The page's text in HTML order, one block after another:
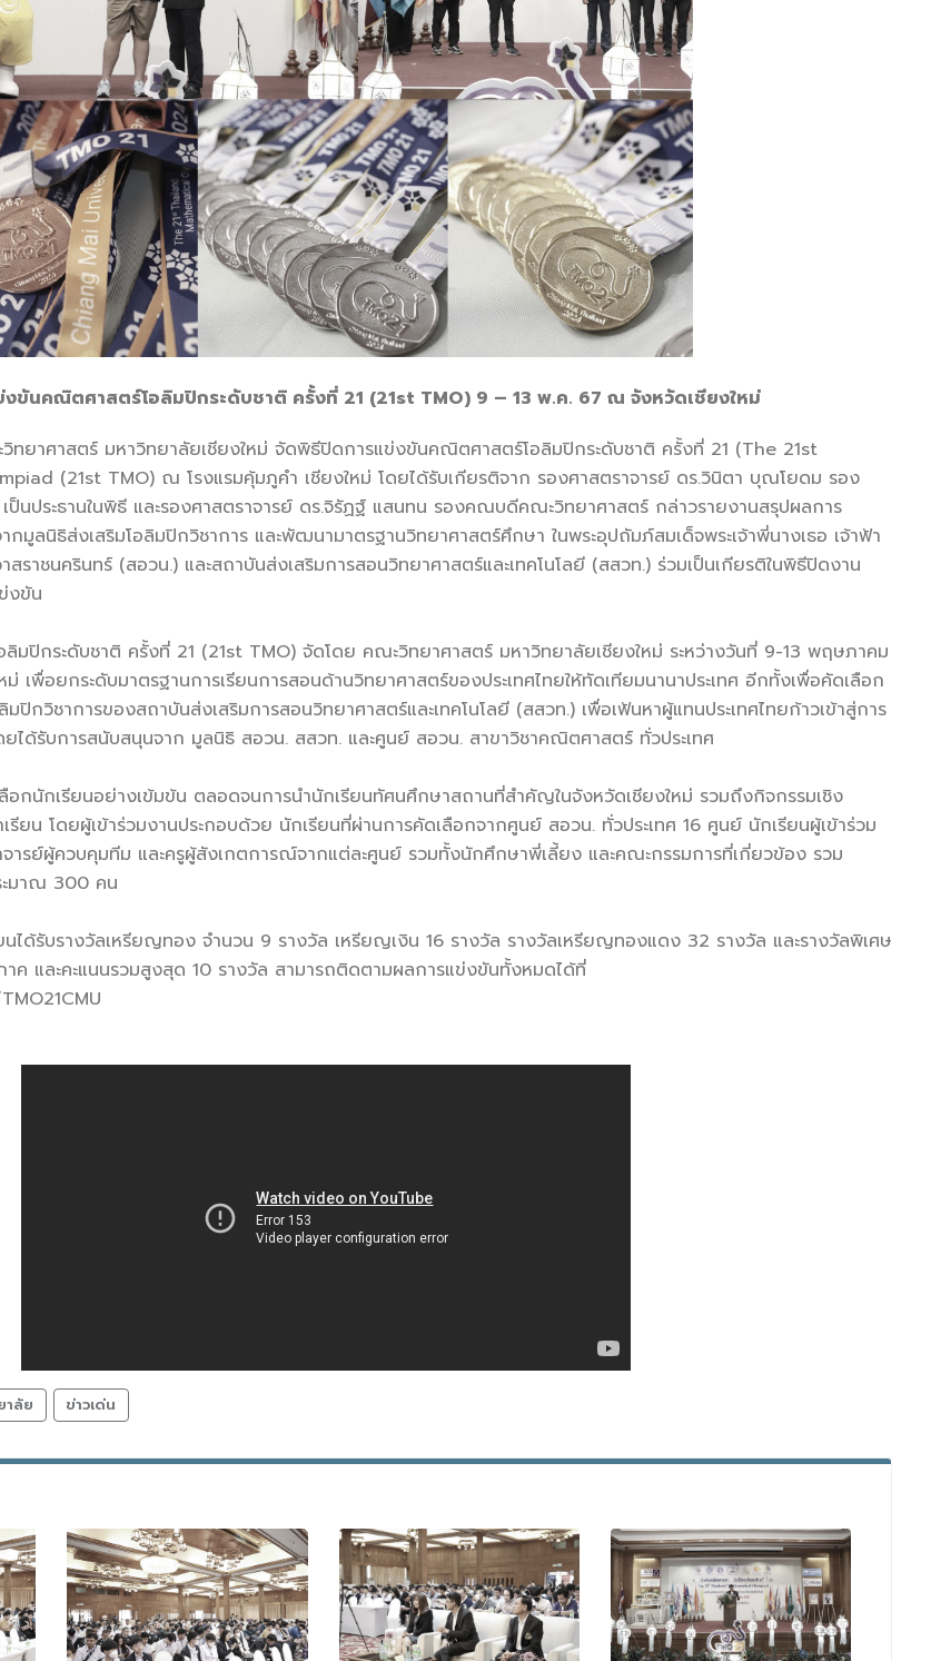
ขันคณิตศาสตร์โอลิมปิกระดับชาติ ครั้งที่ 21 (21st TMO) 9 – 13 พ.ค. 67 ณ จังหวัดเชียงใหม่
ศาสตร์ มหาวิทยาลัยเชียงใหม่ จัดพิธีปิดการแข่งขันคณิตศาสตร์โอลิมปิกระดับชาติ ครั้งที่ 21 (The 21st
(21st TMO) ณ โรงแรมคุ้มภูคำ เชียงใหม่ โดยได้รับเกียรติจาก รองศาสตราจารย์ ดร.วินิตา บุณโยดม รอง
ป็นประธานในพิธี และรองศาสตราจารย์ ดร.จิรัฏฐ์ แสนทน รองคณบดีคณะวิทยาศาสตร์ กล่าวรายงานสรุปผลการ
กมูลนิธิส่งเสริมโอลิมปิกวิชาการ และพัฒนามาตรฐานวิทยาศาสตร์ศึกษา ในพระอุปถัมภ์สมเด็จพระเจ้าพี่นางเธอ เจ้าฟ้า
าชนครินทร์ (สอวน.) และสถาบันส่งเสริมการสอนวิทยาศาสตร์และเทคโนโลยี (สสวท.) ร่วมเป็นเกียรติในพิธีปิดงาน
งขัน
มปิกระดับชาติ ครั้งที่ 21 (21st TMO) จัดโดย คณะวิทยาศาสตร์ มหาวิทยาลัยเชียงใหม่ ระหว่างวันที่ 9-13 พฤษภาคม
เพื่อยกระดับมาตรฐานการเรียนการสอนด้านวิทยาศาสตร์ของประเทศไทยให้ทัดเทียมนานาประเทศ อีกทั้งเพื่อคัดเลือก
มปิกวิชาการของสถาบันส่งเสริมการสอนวิทยาศาสตร์และเทคโนโลยี (สสวท.) เพื่อเฟ้นหาผู้แทนประเทศไทยก้าวเข้าสู่การ
ยได้รับการสนับสนุนจาก มูลนิธิ สอวน. สสวท. และศูนย์ สอวน. สาขาวิชาคณิตศาสตร์ ทั่วประเทศ
อกนักเรียนอย่างเข้มข้น ตลอดจนการนำนักเรียนทัศนศึกษาสถานที่สำคัญในจังหวัดเชียงใหม่ รวมถึงกิจกรรมเชิง
รียน โดยผู้เข้าร่วมงานประกอบด้วย นักเรียนที่ผ่านการคัดเลือกจากศูนย์ สอวน. ทั่วประเทศ 16 ศูนย์ นักเรียนผู้เข้าร่วม
รย์ผู้ควบคุมทีม และครูผู้สังเกตการณ์จากแต่ละศูนย์ รวมทั้งนักศึกษาพี่เลี้ยง และคณะกรรมการที่เกี่ยวข้อง รวม
ะมาณ 300 คน
ได้รับรางวัลเหรียญทอง จำนวน 9 รางวัล เหรียญเงิน 16 รางวัล รางวัลเหรียญทองแดง 32 รางวัล และรางวัลพิเศษ
าค และคะแนนรวมสูงสุด 10 รางวัล สามารถติดตามผลการแข่งขันทั้งหมดได้ที่
าลัย ข่าวเด่น